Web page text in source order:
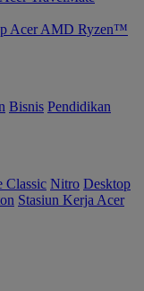
Acer AMD Ryzen™
Bisnis Pendidikan
Classic Nitro Desktop
Stasiun Kerja Acer